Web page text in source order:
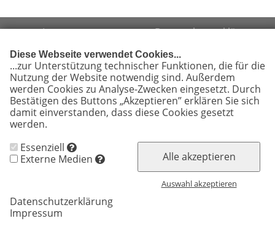
Impressum Datenschutzerklärung
© 2026 Chemnitzer Eislauf-Club e.V.
Diese Webseite verwendet Cookies...
...zur Unterstützung technischer Funktionen, die für die
Nutzung der Website notwendig sind. Außerdem
werden Cookies zu Analyse-Zwecken eingesetzt. Durch
Bestätigen des Buttons „Akzeptieren” erklären Sie sich
damit einverstanden, dass diese Cookies gesetzt
werden.
Essenziell
Externe Medien
Alle akzeptieren
Auswahl akzeptieren
Datenschutzerklärung
Impressum